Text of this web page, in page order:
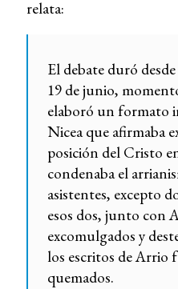
relata:
El debate duró
19 de junio,
elaboró un formato
Nicea que afirmaba
posición del Cristo
condenaba el
asistentes, excepto
esos dos, junto con
excomulgados y
los escritos de Arrio
quemados.